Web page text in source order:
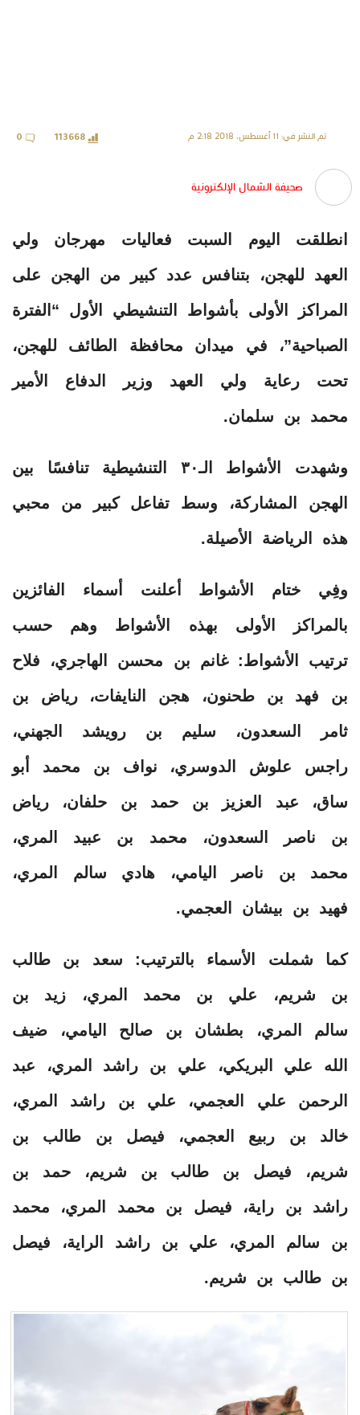
تم النشر في: 11 أغسطس، 2018 2:18 م 113668
0
صحيفة الشمال الإلكترونية
انطلقت اليوم السبت فعاليات مهرجان ولي
العهد للهجن، بتنافس عدد كبير من الهجن على
المراكز الأولى بأشواط التنشيطي الأول “الفترة
الصباحية”، في ميدان محافظة الطائف للهجن،
تحت رعاية ولي العهد وزير الدفاع الأمير
محمد بن سلمان.
وشهدت الأشواط الـ٣٠ التنشيطية تنافسًا بين
الهجن المشاركة، وسط تفاعل كبير من محبي
هذه الرياضة الأصيلة.
وفِي ختام الأشواط أعلنت أسماء الفائزين
بالمراكز الأولى بهذه الأشواط وهم حسب
ترتيب الأشواط: غانم بن محسن الهاجري، فلاح
بن فهد بن طحنون، هجن النايفات، رياض بن
ثامر السعدون، سليم بن رويشد الجهني،
راجس علوش الدوسري، نواف بن محمد أبو
ساق، عبد العزيز بن حمد بن حلفان، رياض
بن ناصر السعدون، محمد بن عبيد المري،
محمد بن ناصر اليامي، هادي سالم المري،
فهيد بن بيشان العجمي.
كما شملت الأسماء بالترتيب: سعد بن طالب
بن شريم، علي بن محمد المري، زيد بن
سالم المري، بطشان بن صالح اليامي، ضيف
الله علي البريكي، علي بن راشد المري، عبد
الرحمن علي العجمي، علي بن راشد المري،
خالد بن ربيع العجمي، فيصل بن طالب بن
شريم، فيصل بن طالب بن شريم، حمد بن
راشد بن راية، فيصل بن محمد المري، محمد
بن سالم المري، علي بن راشد الراية، فيصل
بن طالب بن شريم.